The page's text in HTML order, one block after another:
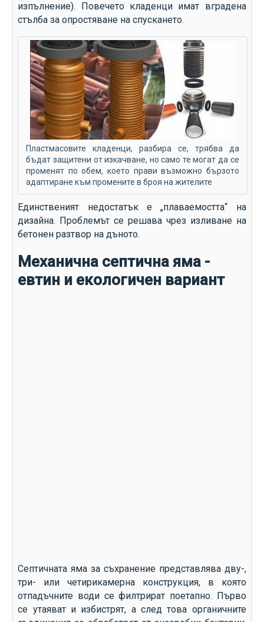
изпълнение). Повечето кладенци имат вградена
стълба за опростяване на спускането.
Пластмасовите кладенци, разбира се, трябва да
бъдат защитени от изкачване, но само те могат да се
променят по обем, което прави възможно бързото
адаптиране към промените в броя на жителите
Единственият недостатък е „плаваемостта“ на
дизайна. Проблемът се решава чрез изливане на
бетонен разтвор на дъното.
Механична септична яма -
евтин и екологичен вариант
Септичната яма за съхранение представлява дву-,
три- или четирикамерна конструкция, в която
отпадъчните води се филтрират поетапно. Първо
се утаяват и избистрят, а след това органичните